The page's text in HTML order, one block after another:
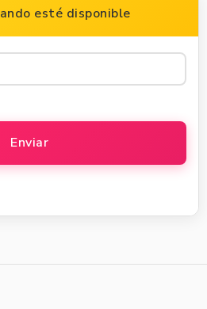
esté disponible